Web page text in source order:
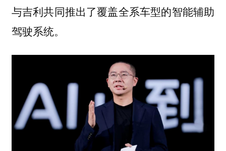
与吉利共同推出了覆盖全系车型的智能辅助
驾驶系统。